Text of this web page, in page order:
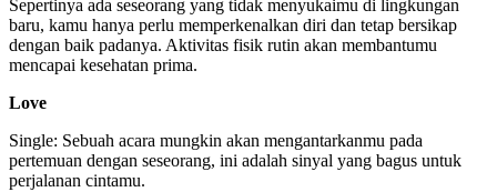
Sepertinya ada seseorang yang tidak menyukaimu di lingkungan
baru, kamu hanya perlu memperkenalkan diri dan tetap bersikap
dengan baik padanya. Aktivitas fisik rutin akan membantumu
mencapai kesehatan prima.
Love
Single: Sebuah acara mungkin akan mengantarkanmu pada
pertemuan dengan seseorang, ini adalah sinyal yang bagus untuk
perjalanan cintamu.